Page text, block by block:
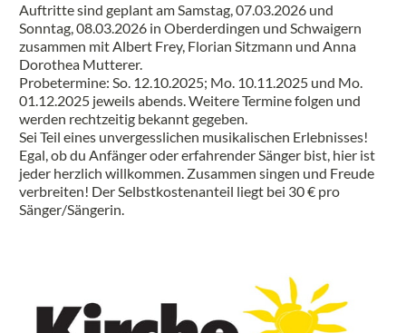
Auftritte sind geplant am Samstag, 07.03.2026 und
Sonntag, 08.03.2026 in Oberderdingen und Schwaigern
zusammen mit Albert Frey, Florian Sitzmann und Anna
Dorothea Mutterer.
Probetermine: So. 12.10.2025; Mo. 10.11.2025 und Mo.
01.12.2025 jeweils abends. Weitere Termine folgen und
werden rechtzeitig bekannt gegeben.
Sei Teil eines unvergesslichen musikalischen Erlebnisses!
Egal, ob du Anfänger oder erfahrender Sänger bist, hier ist
jeder herzlich willkommen. Zusammen singen und Freude
verbreiten! Der Selbstkostenanteil liegt bei 30 € pro
Sänger/Sängerin.